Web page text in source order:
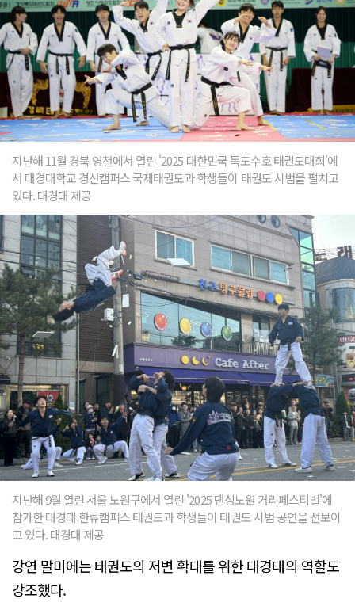
지난해 11월 경북 영천에서 열린 '2025 대한민국 독도수호 태권도대회'에
서 대경대학교 경산캠퍼스 국제태권도과 학생들이 태권도 시범을 펼치고
있다. 대경대 제공
지난해 9월 열린 서울 노원구에서 열린 '2025 댄싱노원 거리페스티벌'에
참가한 대경대 한류캠퍼스 태권도과 학생들이 태권도 시범 공연을 선보이
고 있다. 대경대 제공
강연 말미에는 태권도의 저변 확대를 위한 대경대의 역할도
강조했다.